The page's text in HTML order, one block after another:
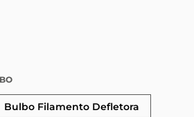
Bulbo Filamento Defletora